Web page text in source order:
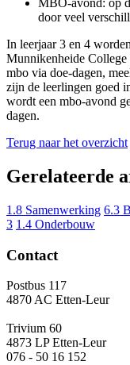
MBO-avond: op
door veel
In leerjaar 3 en 4
Munnikenheide
mbo via doe-dagen,
zijn de leerlingen goed
wordt een mbo-avond
dagen.
Terug naar het overzicht
Gerelateerde
1.8 Samenwerking 6.3
3 1.4 Onderbouw
Contact
Postbus 117
4870 AC Etten-Leur
Trivium 60
4873 LP Etten-Leur
076 - 50 16 152